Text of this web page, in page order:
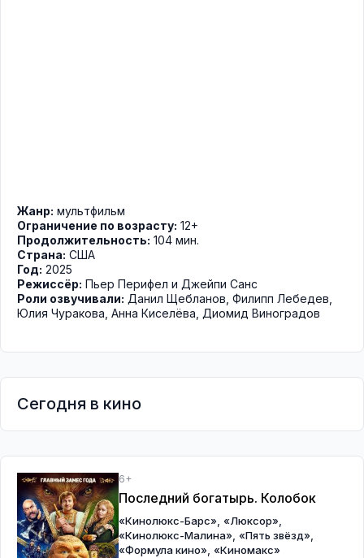
Жанр: мультфильм
Ограничение по возрасту: 12+
Продолжительность: 104 мин.
Страна: США
Год: 2025
Режиссёр: Пьер Перифел и Джейпи Санс
Роли озвучивали: Данил Щебланов, Филипп Лебедев,
Юлия Чуракова, Анна Киселёва, Диомид Виноградов
Сегодня в кино
6+
Последний богатырь. Колобок
«Кинолюкс-Барс», «Люксор»,
«Кинолюкс-Малина», «Пять звёзд»,
«Формула кино», «Киномакс»